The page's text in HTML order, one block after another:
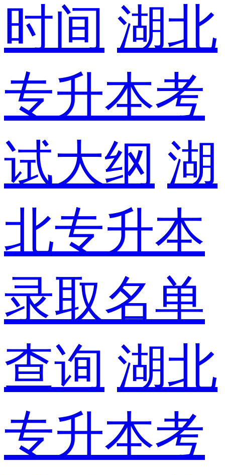
时间 湖北
专升本考
试大纲 湖
北专升本
录取名单
查询 湖北
专升本考